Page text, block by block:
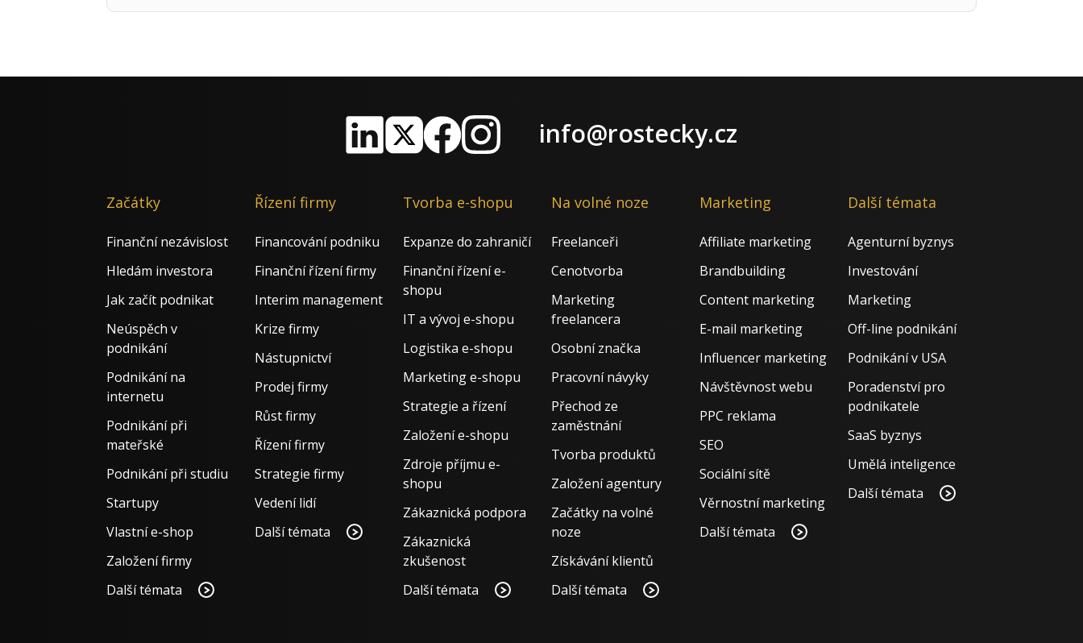
info@rostecky.cz
Začátky
Finanční nezávislost
Hledám investora
Jak začít podnikat
Neúspěch v
podnikání
Podnikání na
internetu
Podnikání při
mateřské
Podnikání při studiu
Startupy
Vlastní e-shop
Založení firmy
Další témata
Řízení firmy
Financování podniku
Finanční řízení firmy
Interim management
Krize firmy
Nástupnictví
Prodej firmy
Růst firmy
Řízení firmy
Strategie firmy
Vedení lidí
Další témata
Tvorba e-shopu
Expanze do zahraničí
Finanční řízení e-
shopu
IT a vývoj e-shopu
Logistika e-shopu
Marketing e-shopu
Strategie a řízení
Založení e-shopu
Zdroje příjmu e-
shopu
Zákaznická podpora
Zákaznická
zkušenost
Další témata
Na volné noze
Freelanceři
Cenotvorba
Marketing
freelancera
Osobní značka
Pracovní návyky
Přechod ze
zaměstnání
Tvorba produktů
Založení agentury
Začátky na volné
noze
Získávání klientů
Další témata
Marketing
Affiliate marketing
Brandbuilding
Content marketing
E-mail marketing
Influencer marketing
Návštěvnost webu
PPC reklama
SEO
Sociální sítě
Věrnostní marketing
Další témata
Další témata
Agenturní byznys
Investování
Marketing
Off-line podnikání
Podnikání v USA
Poradenství pro
podnikatele
SaaS byznys
Umělá inteligence
Další témata